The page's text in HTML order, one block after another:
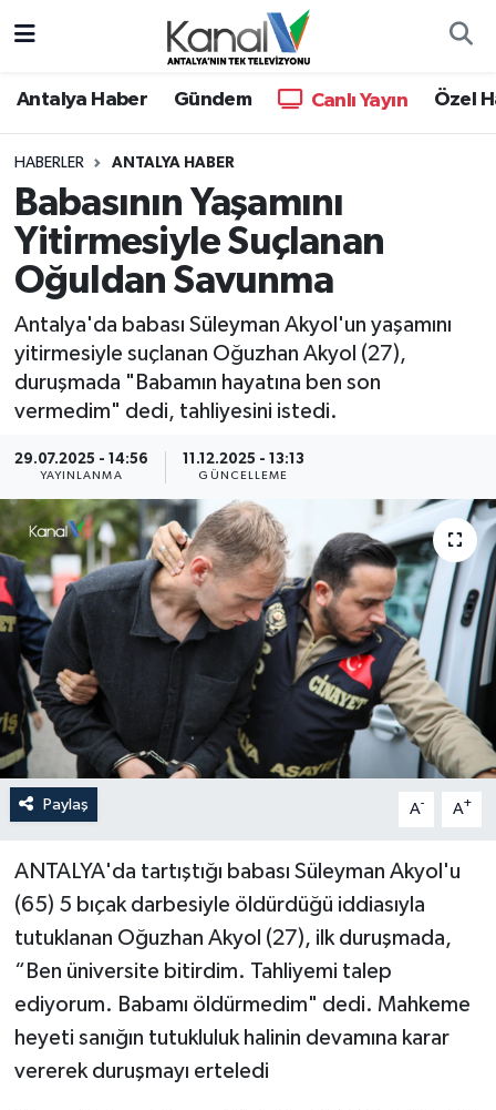
Antalya Haber Gündem Canlı Yayın Özel
HABERLER ANTALYA HABER
Babasının Yaşamını
Yitirmesiyle Suçlanan
Oğuldan Savunma
Antalya'da babası Süleyman Akyol'un yaşamını
yitirmesiyle suçlanan Oğuzhan Akyol (27),
duruşmada "Babamın hayatına ben son
vermedim" dedi, tahliyesini istedi.
29.07.2025 - 14:56
YAYINLANMA
11.12.2025 - 13:13
GÜNCELLEME
Paylaş A- A+
ANTALYA'da tartıştığı babası Süleyman Akyol'u
(65) 5 bıçak darbesiyle öldürdüğü iddiasıyla
tutuklanan Oğuzhan Akyol (27), ilk duruşmada,
“Ben üniversite bitirdim. Tahliyemi talep
ediyorum. Babamı öldürmedim" dedi. Mahkeme
heyeti sanığın tutukluluk halinin devamına karar
vererek duruşmayı erteledi
Antalya Haber
Dünya
Eğitim
Gündem
Günün Manşetleri
Haber Kuşakları
Haberler
KANALV Spor
Kültür Sanat
Magazin
Öğle Bülteni
Sağlık
Siyaset
Sosyal medya
Teknoloji
Hava Durumu
Trafik Durumu
Süper Lig Puan Durumu ve Fikstür
Son Dakika Haberleri
Haber Arşivi